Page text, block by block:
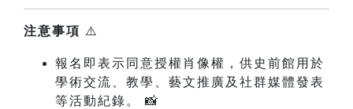
注意事項 ⚠️
報名即表示同意授權肖像權，供史前館用於
學術交流、教學、藝文推廣及社群媒體發表
等活動紀錄。 📸